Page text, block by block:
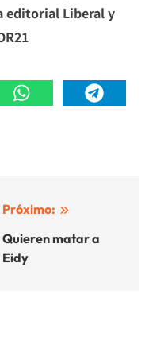
editorial Liberal y
Próximo:
Quieren matar a
Eidy